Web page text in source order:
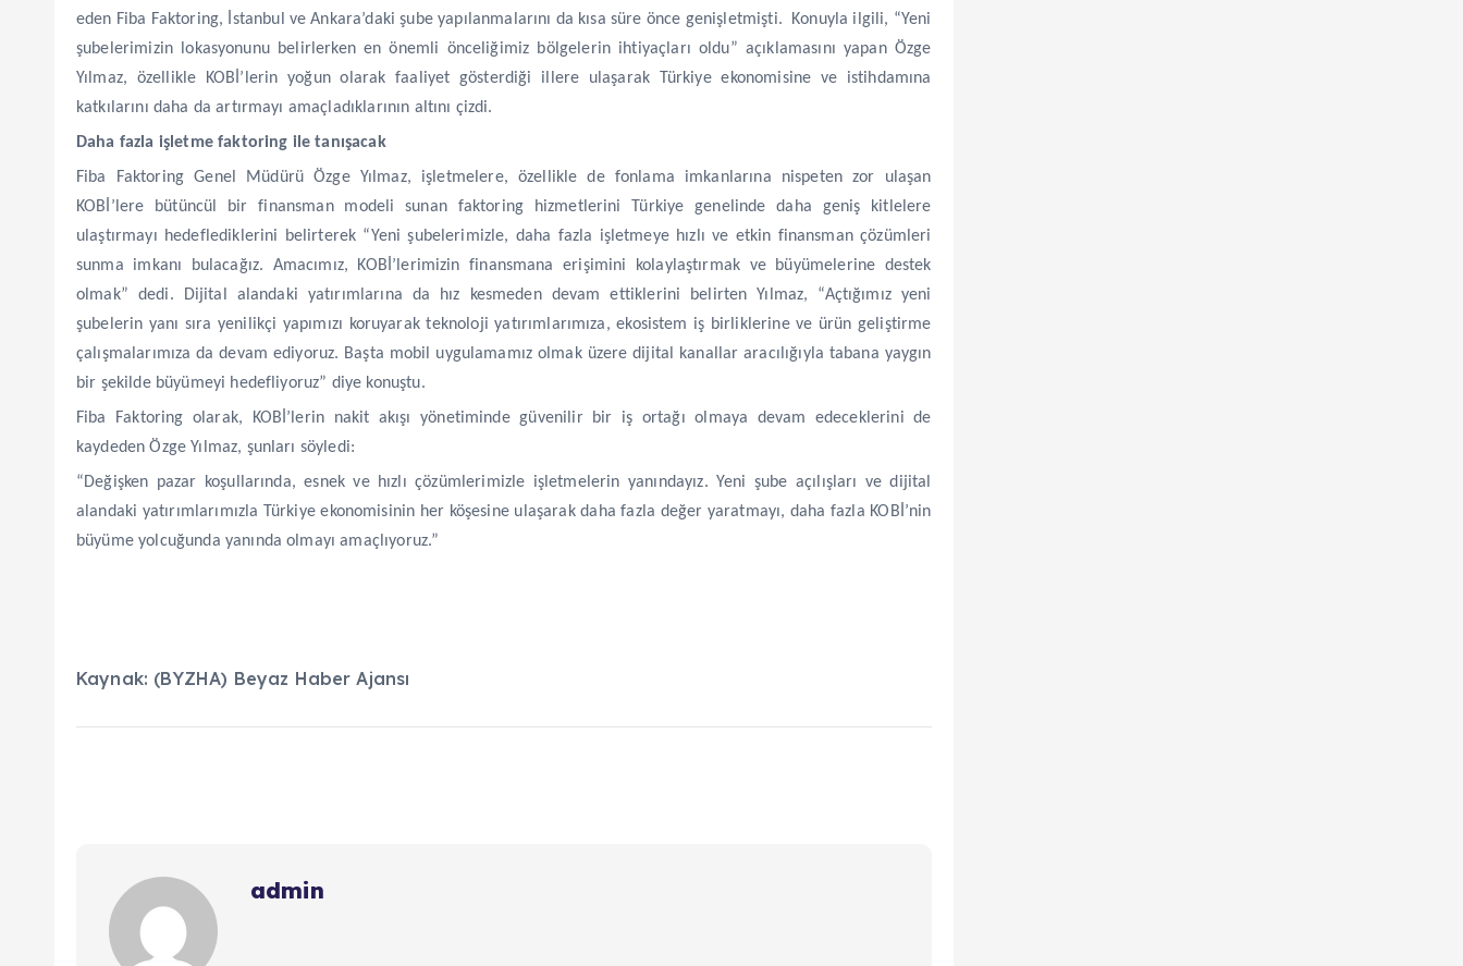
eden Fiba Faktoring, İstanbul ve Ankara’daki şube yapılanmalarını da kısa süre önce genişletmişti. Konuyla ilgili, “Yeni
şubelerimizin lokasyonunu belirlerken en önemli önceliğimiz bölgelerin ihtiyaçları oldu” açıklamasını yapan Özge
Yılmaz, özellikle KOBİ’lerin yoğun olarak faaliyet gösterdiği illere ulaşarak Türkiye ekonomisine ve istihdamına
katkılarını daha da artırmayı amaçladıklarının altını çizdi.
Daha fazla işletme faktoring ile tanışacak
Fiba Faktoring Genel Müdürü Özge Yılmaz, işletmelere, özellikle de fonlama imkanlarına nispeten zor ulaşan
KOBİ’lere bütüncül bir finansman modeli sunan faktoring hizmetlerini Türkiye genelinde daha geniş kitlelere
ulaştırmayı hedeflediklerini belirterek “Yeni şubelerimizle, daha fazla işletmeye hızlı ve etkin finansman çözümleri
sunma imkanı bulacağız. Amacımız, KOBİ’lerimizin finansmana erişimini kolaylaştırmak ve büyümelerine destek
olmak” dedi. Dijital alandaki yatırımlarına da hız kesmeden devam ettiklerini belirten Yılmaz, “Açtığımız yeni
şubelerin yanı sıra yenilikçi yapımızı koruyarak teknoloji yatırımlarımıza, ekosistem iş birliklerine ve ürün geliştirme
çalışmalarımıza da devam ediyoruz. Başta mobil uygulamamız olmak üzere dijital kanallar aracılığıyla tabana yaygın
bir şekilde büyümeyi hedefliyoruz” diye konuştu.
Fiba Faktoring olarak, KOBİ’lerin nakit akışı yönetiminde güvenilir bir iş ortağı olmaya devam edeceklerini de
kaydeden Özge Yılmaz, şunları söyledi:
“Değişken pazar koşullarında, esnek ve hızlı çözümlerimizle işletmelerin yanındayız. Yeni şube açılışları ve dijital
alandaki yatırımlarımızla Türkiye ekonomisinin her köşesine ulaşarak daha fazla değer yaratmayı, daha fazla KOBİ’nin
büyüme yolcuğunda yanında olmayı amaçlıyoruz.”
Kaynak: (BYZHA) Beyaz Haber Ajansı
admin